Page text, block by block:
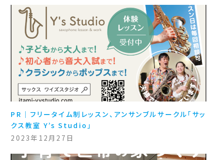
PR｜フリータイム制レッスン、アンサンブルサークル「サッ
クス教室 Y’s Studio」
2023年12月27日